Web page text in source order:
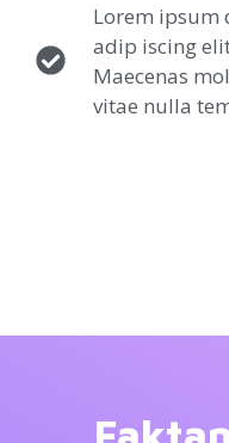
Lorem ipsum
adip iscing
Maecenas
vitae nulla